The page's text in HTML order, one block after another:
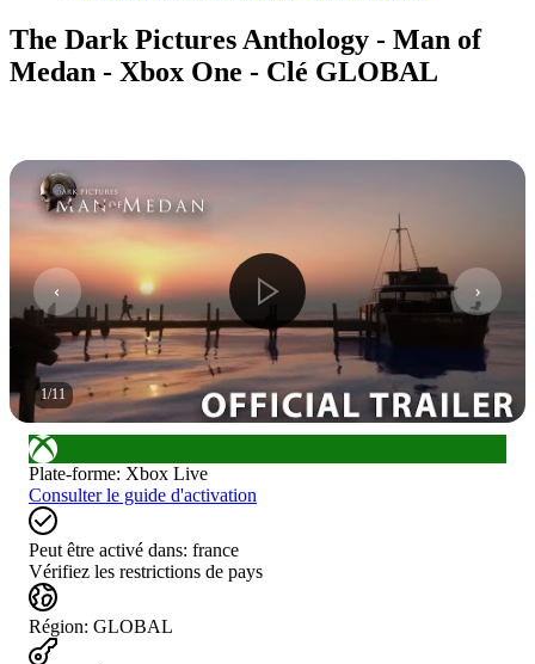
The Dark Pictures Anthology - Man of
Medan - Xbox One - Clé GLOBAL
1/11
Plate-forme: Xbox Live
Consulter le guide d'activation
Peut être activé dans: france
Vérifiez les restrictions de pays
Région: GLOBAL